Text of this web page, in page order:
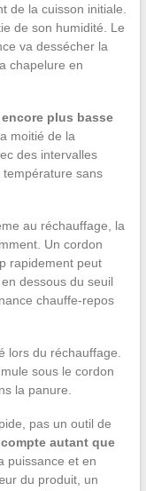
de la cuisson initiale.
de son humidité. Le
va dessécher la
chapelure en
plus basse
moitié de la
des intervalles
sans
au réchauffage, la
Un cordon
rapidement peut
dessous du seuil
chauffe-repos
lors du réchauffage.
sous le cordon
la panure.
pas un outil de
autant que
puissance et en
du produit, un